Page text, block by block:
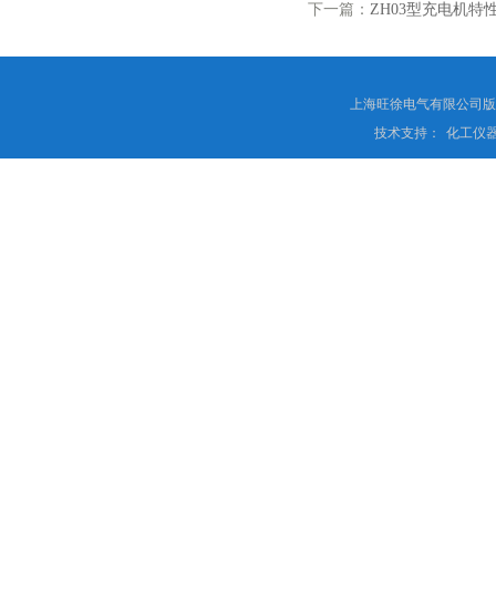
下一篇： ZH03型充电机特
上海旺徐电气有限公司
技术支持：
化工仪